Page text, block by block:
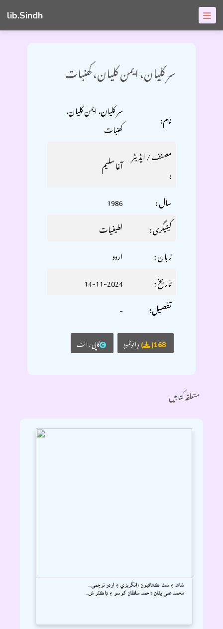
lib.Sindh
سر کلیان، ایمن کلیان، کھنبات
سر کلیان، ایمن کلیان،
کھنبات
نام:
آغا سليم مصنف / ایڈیٹر
:
1986
سال :
لطيفيات
کیٹیگری :
اردو
زبان :
14-11-2024
تاریخ :
-
تفصیل:
(168) ڊائونلوڊ کاپی رائٹ
متعلقہ کتابیں
شاھہ ۽ سٽ ڪھاڻيون (انگريزي ۽ اردو ترجمي...
محمد علي پٺاڻ (احمد سلطان کوسو ۽ ڊاڪٽر ش...